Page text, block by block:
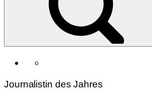
Journalistin des Jahres